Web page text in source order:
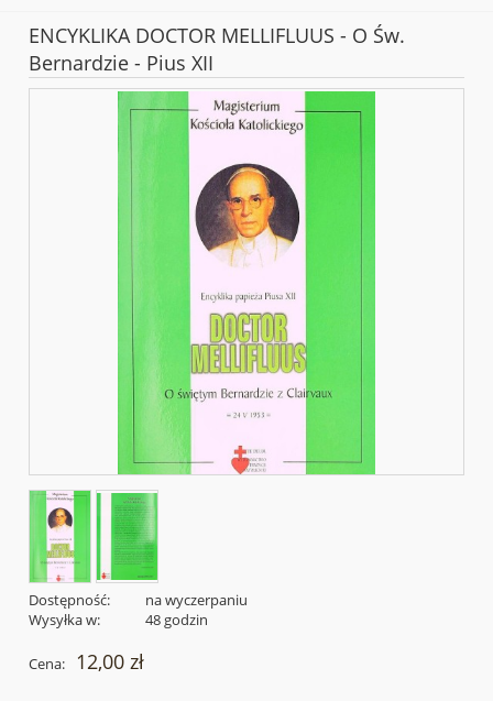
ENCYKLIKA DOCTOR MELLIFLUUS - O Św.
Bernardzie - Pius XII
Dostępność:
na wyczerpaniu
Wysyłka w:
48 godzin
Cena: 12,00 zł